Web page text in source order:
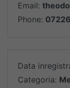
Email:
Phone:
Data
Categoria: